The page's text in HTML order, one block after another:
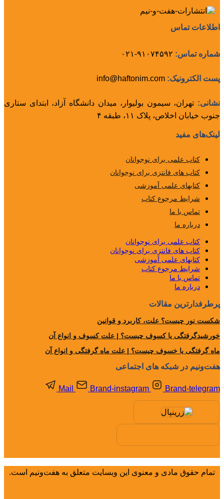
اطلاعات تماس
شماره تماس: ۹۱۰۷۴۵۹۲-۰۲۱
پست الکترونیک: info@haftonim.com
نشانی: تهران، سیمون بولیوار، میدان دانشگاه آزاد، ابتدای ستاری
جنوب خیابان اخلاص، پلاک ۱۱، طبقه ۴
لینک‌های مفید
کتاب علمی برای نوجوانان
کتاب های فانتزی برای نوجوانان
کتابهای علمی آموزشی
شرایط مرجوع کتاب
تماس با ما
درباره ما
کتاب علمی برای نوجوانان
کتاب های فانتزی برای نوجوانان
کتابهای علمی آموزشی
شرایط مرجوع کتاب
تماس با ما
درباره ما
پرطرفدارترین مقالات
شکست نور چیست؟ علت، کاربرد و قوانین
خورشیدگرفتگی یا کسوف چیست؟ | علت کسوف و انواع آن
ماه گرفتگی یا خسوف چیست؟ | علت ماه گرفتگی و انواع آن
هفت‌ونیم در شبکه های اجتماعی
Mail Brand-instagram Brand-telegram
تمام حقوق مادی و معنوی این وبسایت متعلق به هفت‌ونیم است.